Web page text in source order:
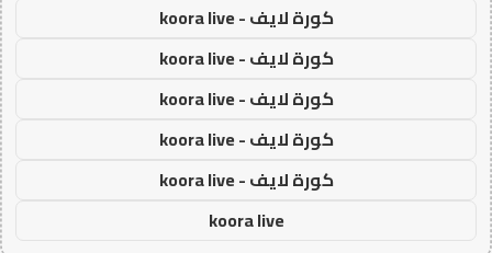
كورة لايف - koora live
كورة لايف - koora live
كورة لايف - koora live
كورة لايف - koora live
كورة لايف - koora live
koora live